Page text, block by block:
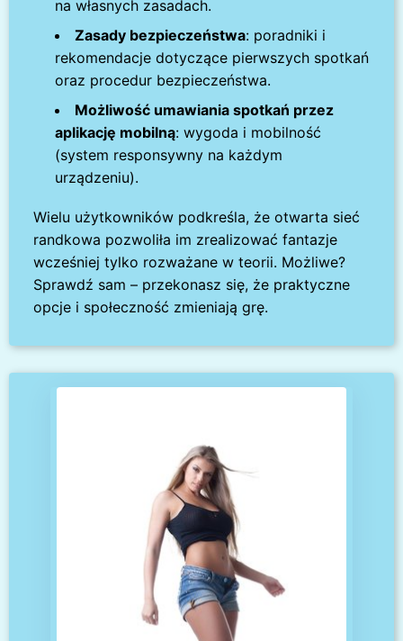
na własnych zasadach.
Zasady bezpieczeństwa: poradniki i
rekomendacje dotyczące pierwszych spotkań
oraz procedur bezpieczeństwa.
Możliwość umawiania spotkań przez
aplikację mobilną: wygoda i mobilność
(system responsywny na każdym
urządzeniu).
Wielu użytkowników podkreśla, że otwarta sieć
randkowa pozwoliła im zrealizować fantazje
wcześniej tylko rozważane w teorii. Możliwe?
Sprawdź sam – przekonasz się, że praktyczne
opcje i społeczność zmieniają grę.